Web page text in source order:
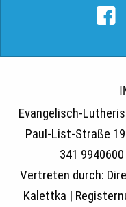
Evangelisch-
Paul-List-Straße
341
Vertreten durch:
Kalettka |